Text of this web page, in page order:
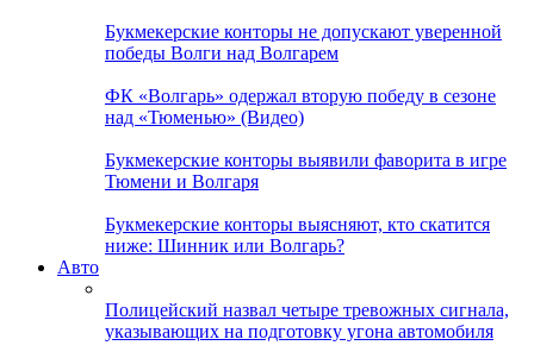
Букмекерские конторы не допускают уверенной
победы Волги над Волгарем
ФК «Волгарь» одержал вторую победу в сезоне
над «Тюменью» (Видео)
Букмекерские конторы выявили фаворита в игре
Тюмени и Волгаря
Букмекерские конторы выясняют, кто скатится
ниже: Шинник или Волгарь?
Авто
Полицейский назвал четыре тревожных сигнала,
указывающих на подготовку угона автомобиля